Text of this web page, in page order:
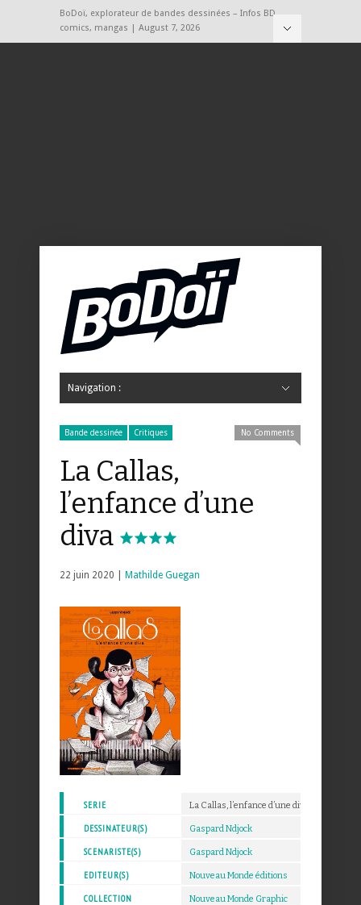
BoDoï, explorateur de bandes dessinées – Infos BD,
comics, mangas | August 7, 2026
Navigation :
Bande dessinée Critiques No Comments
La Callas,
l’enfance d’une
diva
22 juin 2020 | Mathilde Guegan
SERIE La Callas, l’enfance d’une diva
DESSINATEUR(S) Gaspard Ndjock
SCENARISTE(S) Gaspard Ndjock
EDITEUR(S) Nouveau Monde éditions
COLLECTION Nouveau Monde Graphic